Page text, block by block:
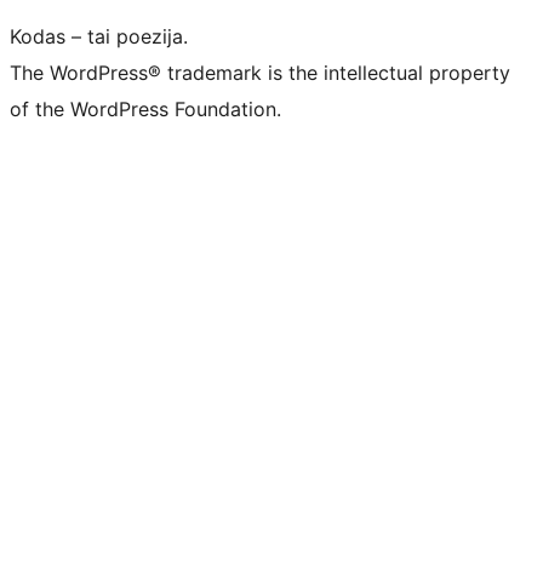
Kodas – tai poezija.
The WordPress® trademark is the intellectual property
of the WordPress Foundation.